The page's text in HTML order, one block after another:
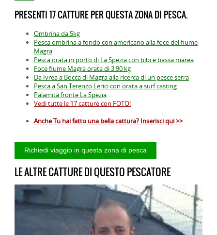
PRESENTI 17 CATTURE PER QUESTA ZONA DI PESCA.
Ombrina da 5kg
Pesca ombrina a fondo con americano alla foce del fiume
Magra
Pesca orata in porto di La Spezia con bibi e bassa marea
Foce fiume Magra orata di 3.90 kg
Da Ivrea a Bocca di Magra alla ricerca di un pesce serra
Pesca a San Terenzo Lerici con orata a surf casting
Palamita fronte La Spezia
Vedi tutte le 17 catture con FOTO!
Anche Tu hai fatto una bella cattura? Inserisci qui >>
LE ALTRE CATTURE DI QUESTO PESCATORE